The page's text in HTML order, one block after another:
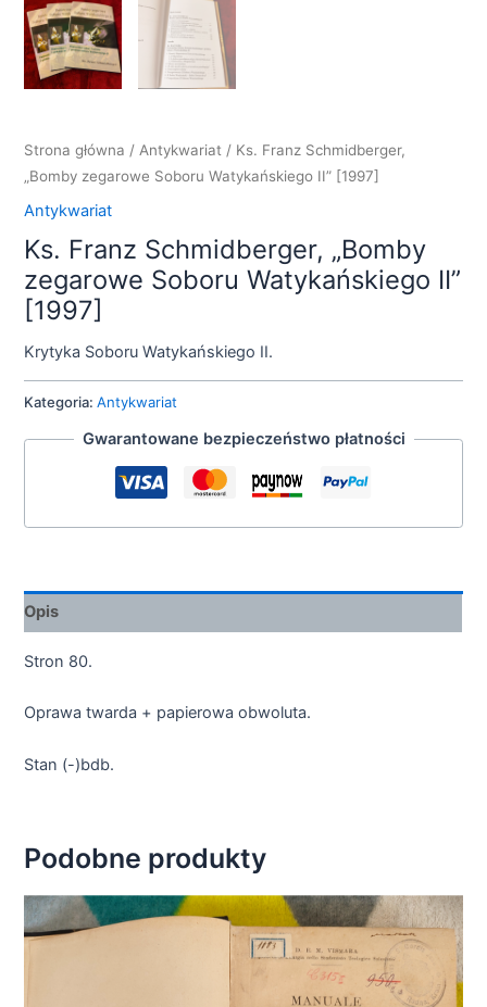
Strona główna / Antykwariat / Ks. Franz Schmidberger,
„Bomby zegarowe Soboru Watykańskiego II” [1997]
Antykwariat
Ks. Franz Schmidberger, „Bomby
zegarowe Soboru Watykańskiego II”
[1997]
Krytyka Soboru Watykańskiego II.
Kategoria:Antykwariat
Gwarantowane bezpieczeństwo płatności
Opis
Stron 80.
Oprawa twarda + papierowa obwoluta.
Stan (-)bdb.
Podobne produkty